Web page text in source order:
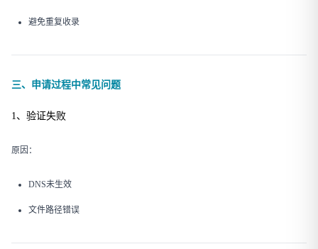
避免重复收录
三、申请过程中常见问题
1、验证失败
原因：
DNS未生效
文件路径错误